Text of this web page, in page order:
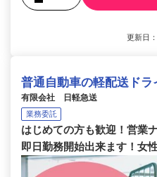
更新日
普通自動車の軽配送ドラ
有限会社 日軽急送
業務委託
はじめての方も歓迎！営業
即日勤務開始出来ます！女